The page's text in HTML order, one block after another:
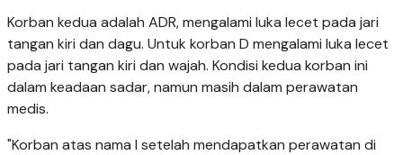
Korban kedua adalah ADR, mengalami luka lecet pada jari
tangan kiri dan dagu. Untuk korban D mengalami luka lecet
pada jari tangan kiri dan wajah. Kondisi kedua korban ini
dalam keadaan sadar, namun masih dalam perawatan
medis.
"Korban atas nama I setelah mendapatkan perawatan di